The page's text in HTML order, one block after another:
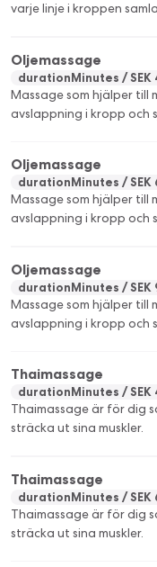
varje linje i kroppen
Oljemassage
durationMinutes
Massage som hjälper till
avslappning i kropp och
Oljemassage
durationMinutes SEK
Massage som hjälper till
avslappning i kropp och
Oljemassage
durationMinutes SEK
Massage som hjälper till
avslappning i kropp och
Thaimassage
durationMinutes
Thaimassage är för dig
sträcka ut sina muskler.
Thaimassage
durationMinutes SEK
Thaimassage är för dig
sträcka ut sina muskler.